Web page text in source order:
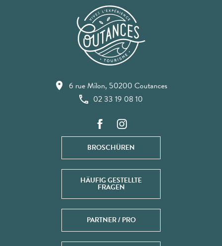
6 rue Milon, 50200 Coutances
02 33 19 08 10
BROSCHÜREN
HÄUFIG GESTELLTE
FRAGEN
PARTNER / PRO